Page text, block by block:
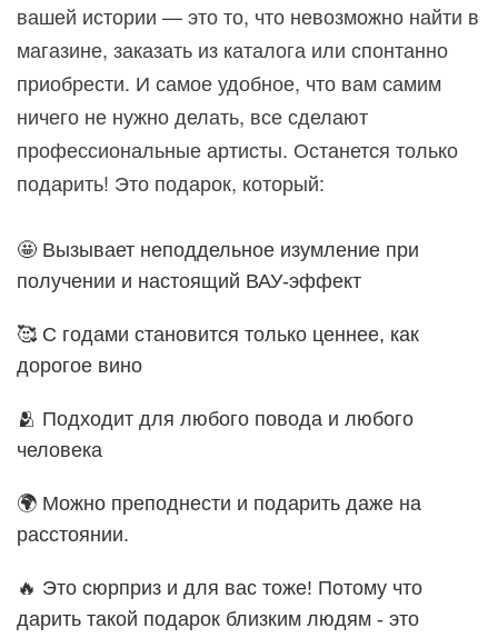
вашей истории — это то, что невозможно найти в
магазине, заказать из каталога или спонтанно
приобрести. И самое удобное, что вам самим
ничего не нужно делать, все сделают
профессиональные артисты. Останется только
подарить! Это подарок, который:
🤩 Вызывает неподдельное изумление при
получении и настоящий ВАУ-эффект
🥰 С годами становится только ценнее, как
дорогое вино
🫂 Подходит для любого повода и любого
человека
🌍 Можно преподнести и подарить даже на
расстоянии.
🔥 Это сюрприз и для вас тоже! Потому что
дарить такой подарок близким людям - это